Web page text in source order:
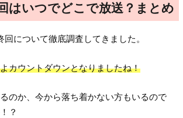
はいつでどこで放送？まとめ
について徹底調査してきました。
カウントダウンとなりましたね！
のか、今から落ち着かない方もいるので
？